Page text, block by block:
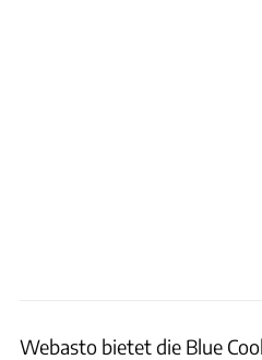
Webasto bietet die Blue